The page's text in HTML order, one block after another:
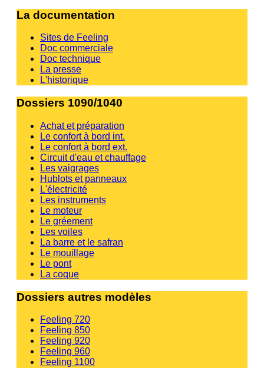
La documentation
Sites de Feeling
Doc commerciale
Doc technique
La presse
L'historique
Dossiers 1090/1040
Achat et préparation
Le confort à bord int.
Le confort à bord ext.
Circuit d'eau et chauffage
Les vaigrages
Hublots et panneaux
L'électricité
Les instruments
Le moteur
Le gréement
Les voiles
La barre et le safran
Le mouillage
Le pont
La coque
Dossiers autres modèles
Feeling 720
Feeling 850
Feeling 920
Feeling 960
Feeling 1100